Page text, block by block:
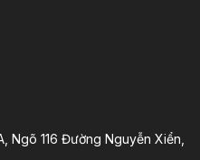
Ngõ 116 Đường Nguyễn Xiển,